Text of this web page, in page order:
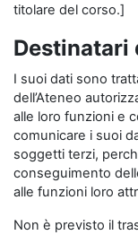
titolare del corso.]
Destinatari
I suoi dati sono
dell’Ateneo
alle loro funzioni e
comunicare i suoi
soggetti terzi,
conseguimento
alle funzioni loro
Non è previsto il